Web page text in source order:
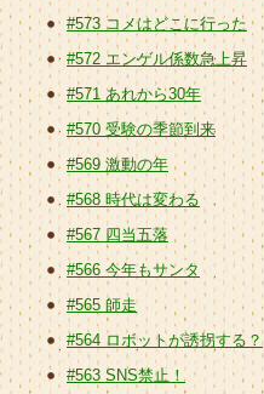
#573 コメはどこに行った
#572 エンゲル係数急上昇
#571 あれから30年
#570 受験の季節到来
#569 激動の年
#568 時代は変わる
#567 四当五落
#566 今年もサンタ
#565 師走
#564 ロボットが誘拐する？
#563 SNS禁止！